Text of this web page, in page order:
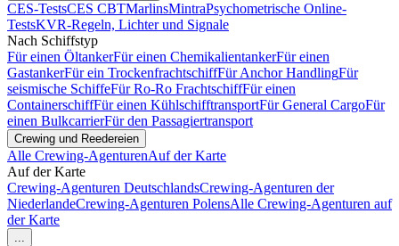
CES-TestsCES CBTMarlinsMintraPsychometrische Online-
TestsKVR-Regeln, Lichter und Signale
Nach Schiffstyp
Für einen ÖltankerFür einen ChemikalientankerFür einen
GastankerFür ein TrockenfrachtschiffFür Anchor HandlingFür
seismische SchiffeFür Ro-Ro FrachtschiffFür einen
ContainerschiffFür einen KühlschifftransportFür General CargoFür
einen BulkcarrierFür den Passagiertransport
Crewing und Reedereien
Alle Crewing-AgenturenAuf der Karte
Auf der Karte
Crewing-Agenturen DeutschlandsCrewing-Agenturen der
NiederlandeCrewing-Agenturen PolensAlle Crewing-Agenturen auf
der Karte
...